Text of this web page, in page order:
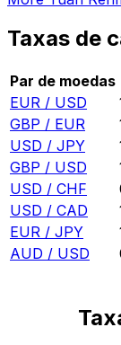
Taxas de
Par de moedas
EUR / USD
GBP / EUR
USD / JPY
GBP / USD
USD / CHF
USD / CAD
EUR / JPY
AUD / USD